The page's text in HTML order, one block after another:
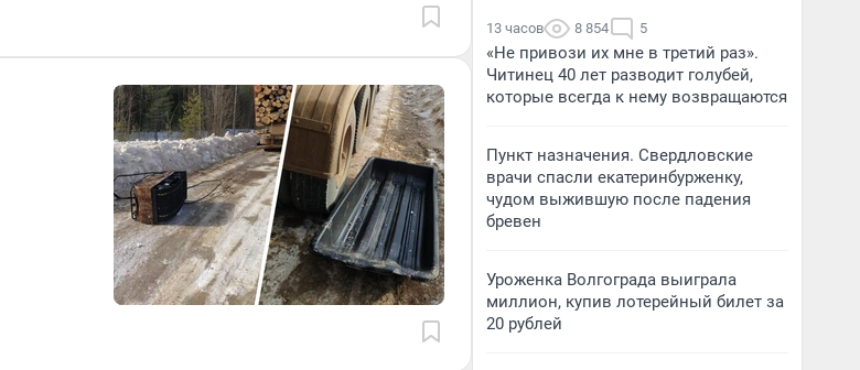
13 часов 8 854 5
«Не привози их мне в третий раз».
Читинец 40 лет разводит голубей,
которые всегда к нему возвращаются
Пункт назначения. Свердловские
врачи спасли екатеринбурженку,
чудом выжившую после падения
бревен
Уроженка Волгограда выиграла
миллион, купив лотерейный билет за
20 рублей